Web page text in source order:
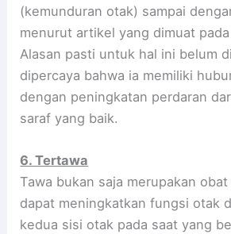
(kemunduran otak) sampai
menurut artikel yang dimuat
Alasan pasti untuk hal ini belum
dipercaya bahwa ia memiliki
dengan peningkatan perdaran
saraf yang baik.
6. Tertawa
Tawa bukan saja merupakan
dapat meningkatkan fungsi otak
kedua sisi otak pada saat yang